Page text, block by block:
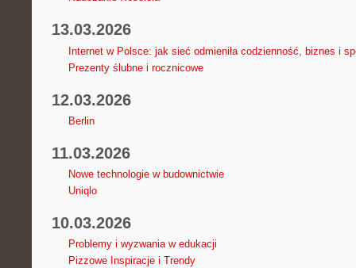
13.03.2026
Internet w Polsce: jak sieć odmieniła codzienność, biznes i
Prezenty ślubne i rocznicowe
12.03.2026
Berlin
11.03.2026
Nowe technologie w budownictwie
Uniqlo
10.03.2026
Problemy i wyzwania w edukacji
Pizzowe Inspiracje i Trendy